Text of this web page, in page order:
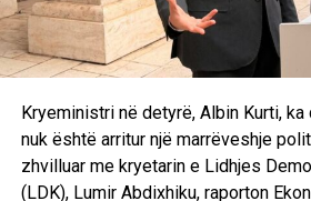
Kryeministri në detyrë, Albin Kurti,
nuk është arritur një marrëveshje
zhvilluar me kryetarin e Lidhjes
(LDK), Lumir Abdixhiku, raporton